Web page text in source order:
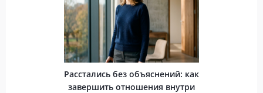
Расстались без объяснений: как
завершить отношения внутри